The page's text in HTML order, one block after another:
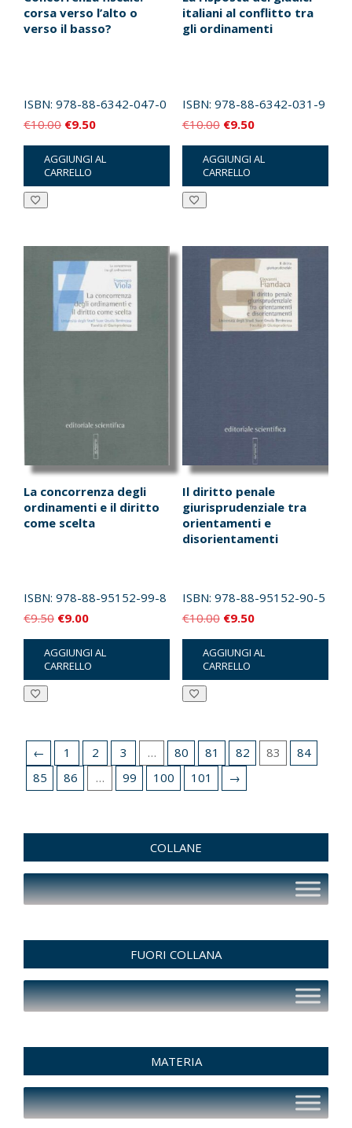
corsa verso l’alto o
verso il basso?
ISBN: 978-88-6342-047-0
€10.00 Il
prezzo
originale
era:
€9.50Il
prezzo
attuale
è:
AGGIUNGI AL
CARRELLO
italiani al conflitto tra
gli ordinamenti
ISBN: 978-88-6342-031-9
€10.00 Il
prezzo
originale
era:
€9.50Il
prezzo
attuale
è:
AGGIUNGI AL
CARRELLO
La concorrenza degli
ordinamenti e il diritto
come scelta
ISBN: 978-88-95152-99-8
€9.50 Il
prezzo
originale
era:
€9.00Il
prezzo
attuale
è:
AGGIUNGI AL
CARRELLO
Il diritto penale
giurisprudenziale tra
orientamenti e
disorientamenti
ISBN: 978-88-95152-90-5
€10.00 Il
prezzo
originale
era:
€9.50Il
prezzo
attuale
è:
AGGIUNGI AL
CARRELLO
← 1 2 3 … 80 81 82 83
84
85
86 … 99 100 101 →
COLLANE
FUORI COLLANA
MATERIA